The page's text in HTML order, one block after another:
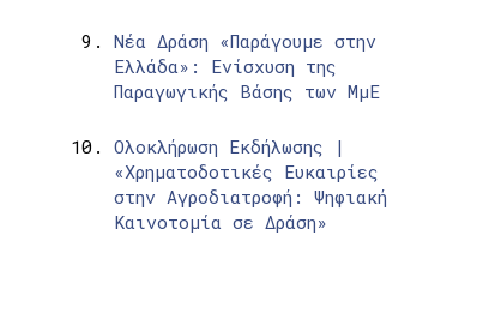
Νέα Δράση «Παράγουμε στην
Ελλάδα»: Ενίσχυση της
Παραγωγικής Βάσης των ΜμΕ
Ολοκλήρωση Εκδήλωσης |
«Χρηματοδοτικές Ευκαιρίες
στην Αγροδιατροφή: Ψηφιακή
Καινοτομία σε Δράση»